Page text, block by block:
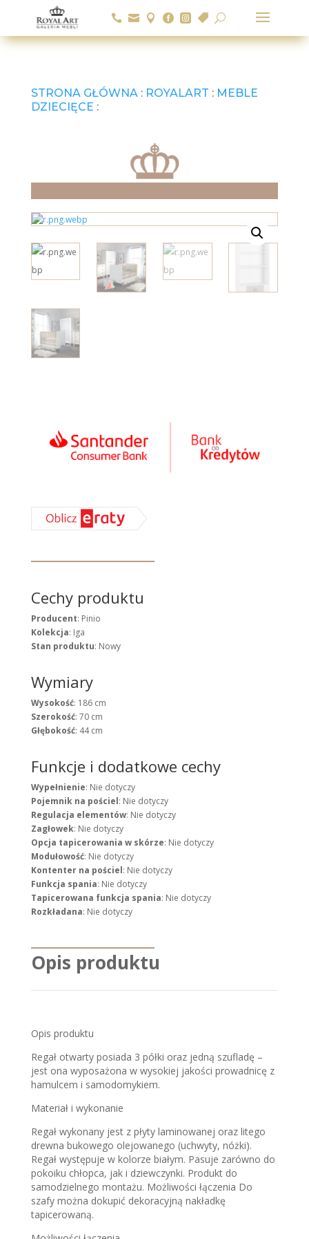
      U
STRONA GŁÓWNA: ROYALART : MEBLE
DZIECIĘCE :
Cechy produktu
Producent: Pinio
Kolekcja: Iga
Stan produktu: Nowy
Wymiary
Wysokość: 186 cm
Szerokość: 70 cm
Głębokość: 44 cm
Funkcje i dodatkowe cechy
Wypełnienie: Nie dotyczy
Pojemnik na pościel: Nie dotyczy
Regulacja elementów: Nie dotyczy
Zagłowek: Nie dotyczy
Opcja tapicerowania w skórze: Nie dotyczy
Modułowość: Nie dotyczy
Kontenter na pościel: Nie dotyczy
Funkcja spania: Nie dotyczy
Tapicerowana funkcja spania: Nie dotyczy
Rozkładana: Nie dotyczy
Opis produktu
Opis produktu
Regał otwarty posiada 3 półki oraz jedną szufladę –
jest ona wyposażona w wysokiej jakości prowadnicę z
hamulcem i samodomykiem.
Materiał i wykonanie
Regał wykonany jest z płyty laminowanej oraz litego
drewna bukowego olejowanego (uchwyty, nóżki).
Regał występuje w kolorze białym. Pasuje zarówno do
pokoiku chłopca, jak i dziewczynki. Produkt do
samodzielnego montażu. Możliwości łączenia Do
szafy można dokupić dekoracyjną nakładkę
tapicerowaną.